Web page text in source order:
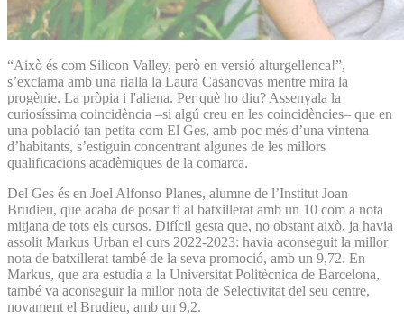
“Això és com Silicon Valley, però en versió alturgellenca!”,
s’exclama amb una rialla la Laura Casanovas mentre mira la
progènie. La pròpia i l'aliena. Per què ho diu? Assenyala la
curiosíssima coincidència –si algú creu en les coincidències– que en
una població tan petita com El Ges, amb poc més d’una vintena
d’habitants, s’estiguin concentrant algunes de les millors
qualificacions acadèmiques de la comarca.
Del Ges és en Joel Alfonso Planes, alumne de l’Institut Joan
Brudieu, que acaba de posar fi al batxillerat amb un 10 com a nota
mitjana de tots els cursos. Difícil gesta que, no obstant això, ja havia
assolit Markus Urban el curs 2022-2023: havia aconseguit la millor
nota de batxillerat també de la seva promoció, amb un 9,72. En
Markus, que ara estudia a la Universitat Politècnica de Barcelona,
també va aconseguir la millor nota de Selectivitat del seu centre,
novament el Brudieu, amb un 9,2.